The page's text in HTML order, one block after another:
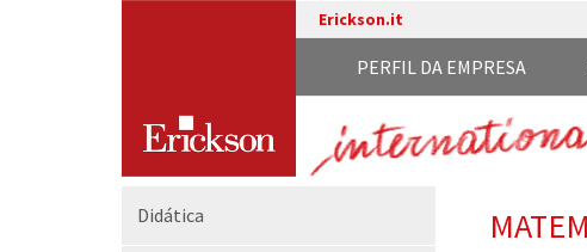
Erickson.it
PERFIL DA EMPRESA
Didática